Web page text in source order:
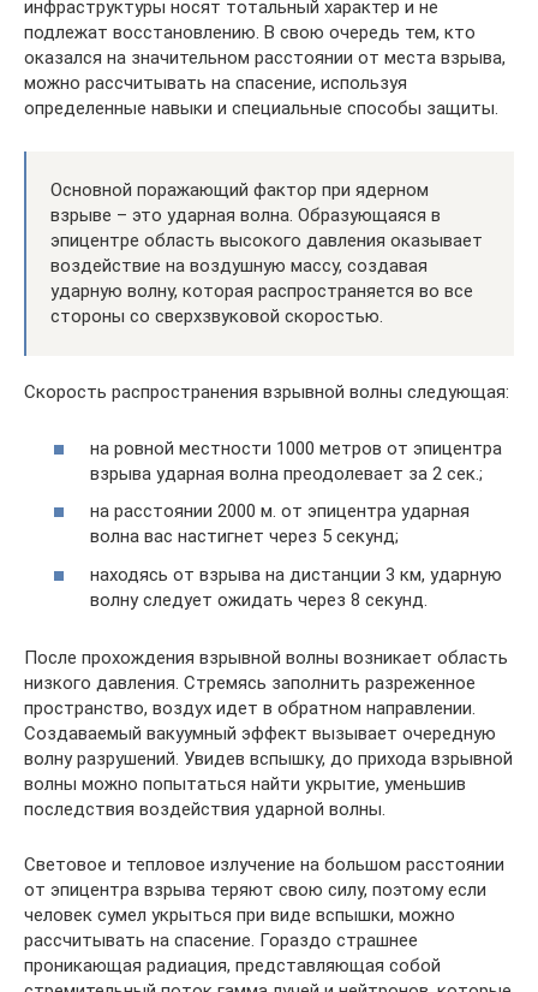
инфраструктуры носят тотальный характер и не
подлежат восстановлению. В свою очередь тем, кто
оказался на значительном расстоянии от места взрыва,
можно рассчитывать на спасение, используя
определенные навыки и специальные способы защиты.
Основной поражающий фактор при ядерном
взрыве – это ударная волна. Образующаяся в
эпицентре область высокого давления оказывает
воздействие на воздушную массу, создавая
ударную волну, которая распространяется во все
стороны со сверхзвуковой скоростью.
Скорость распространения взрывной волны следующая:
на ровной местности 1000 метров от эпицентра
взрыва ударная волна преодолевает за 2 сек.;
на расстоянии 2000 м. от эпицентра ударная
волна вас настигнет через 5 секунд;
находясь от взрыва на дистанции 3 км, ударную
волну следует ожидать через 8 секунд.
После прохождения взрывной волны возникает область
низкого давления. Стремясь заполнить разреженное
пространство, воздух идет в обратном направлении.
Создаваемый вакуумный эффект вызывает очередную
волну разрушений. Увидев вспышку, до прихода взрывной
волны можно попытаться найти укрытие, уменьшив
последствия воздействия ударной волны.
Световое и тепловое излучение на большом расстоянии
от эпицентра взрыва теряют свою силу, поэтому если
человек сумел укрыться при виде вспышки, можно
рассчитывать на спасение. Гораздо страшнее
проникающая радиация, представляющая собой